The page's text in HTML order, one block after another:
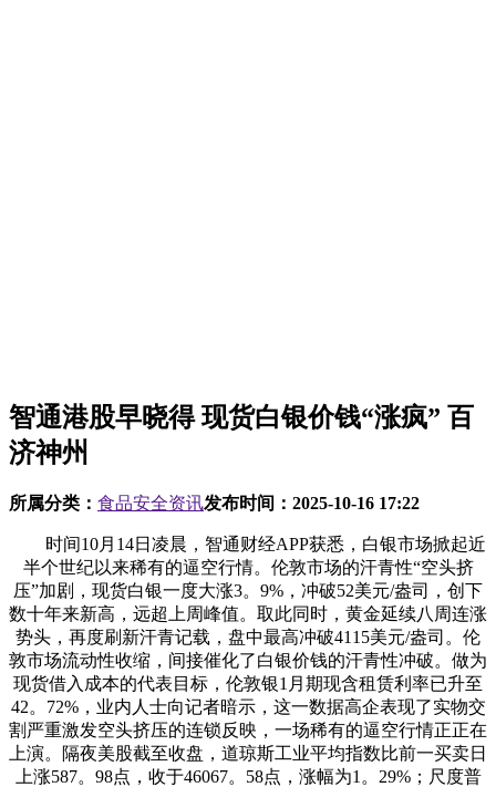
智通港股早晓得 现货白银价钱“涨疯” 百
济神州
所属分类： 食品安全资讯发布时间： 2025-10-16 17:22
时间10月14日凌晨，智通财经APP获悉，白银市场掀起近
半个世纪以来稀有的逼空行情。伦敦市场的汗青性“空头挤
压”加剧，现货白银一度大涨3。9%，冲破52美元/盎司，创下
数十年来新高，远超上周峰值。取此同时，黄金延续八周连涨
势头，再度刷新汗青记载，盘中最高冲破4115美元/盎司。伦
敦市场流动性收缩，间接催化了白银价钱的汗青性冲破。做为
现货借入成本的代表目标，伦敦银1月期现含租赁利率已升至
42。72%，业内人士向记者暗示，这一数据高企表现了实物交
割严重激发空头挤压的连锁反映，一场稀有的逼空行情正正在
上演。隔夜美股截至收盘，道琼斯工业平均指数比前一买卖日
上涨587。98点，收于46067。58点，涨幅为1。29%；尺度普